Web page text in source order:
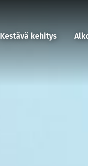
Kestävä kehitys